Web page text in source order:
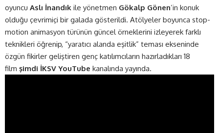
oyuncu Aslı İnandık ile yönetmen Gökalp Gönen’in konuk
olduğu çevrimiçi bir galada gösterildi. Atölyeler boyunca stop-
motion animasyon türünün güncel örneklerini izleyerek farklı
teknikleri öğrenip, “yaratıcı alanda eşitlik” teması ekseninde
özgün fikirler geliştiren genç katılımcıların hazırladıkları 18
film şimdi İKSV YouTube kanalında yayında.